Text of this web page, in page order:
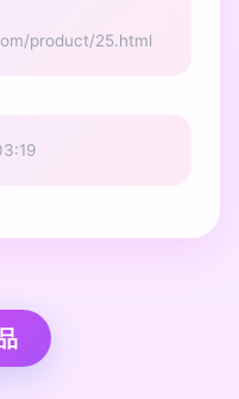
product/25.html